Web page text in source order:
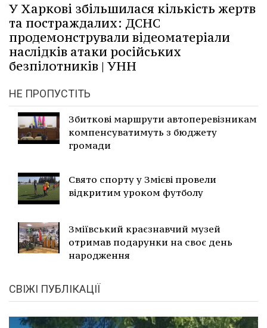
У Харкові збільшилася кількість жертв
та постраждалих: ДСНС
продемонстрували відеоматеріали
наслідків атаки російських
безпілотників | УНН
НЕ ПРОПУСТІТЬ
Збиткові маршрути автоперевізникам
компенсуватимуть з бюджету
громади
Свято спорту у Змієві провели
відкритим уроком футболу
Зміївський краєзнавчий музей
отримав подарунки на своє день
народження
СВІЖІ ПУБЛІКАЦІЇ